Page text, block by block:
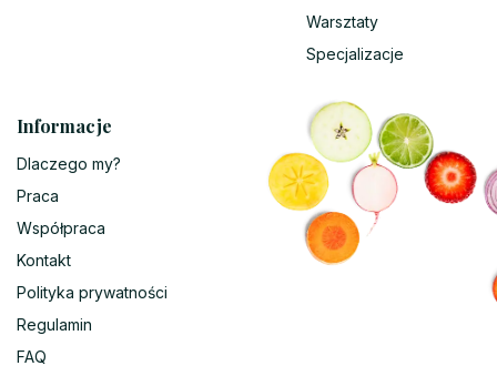
Warsztaty
Specjalizacje
Informacje
Dlaczego my?
Praca
Współpraca
Kontakt
Polityka prywatności
Regulamin
FAQ